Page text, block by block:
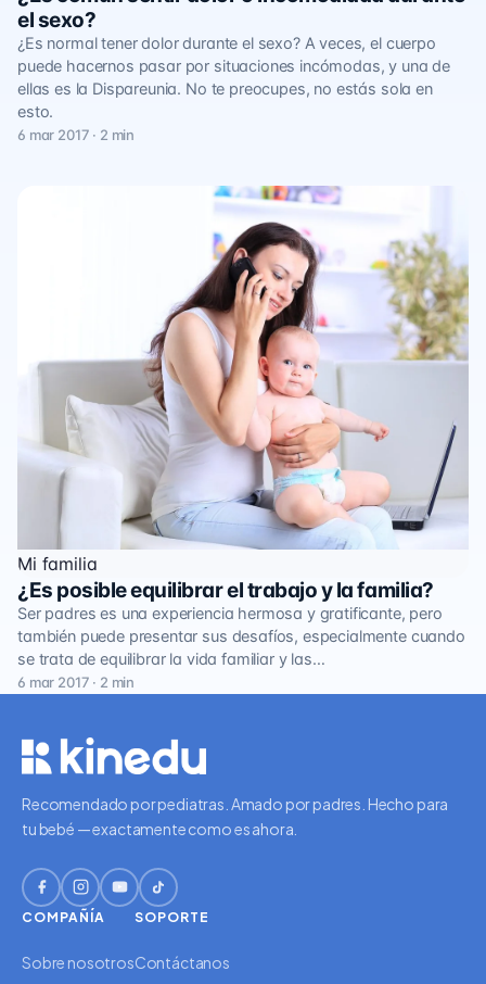
el sexo?
¿Es normal tener dolor durante el sexo? A veces, el cuerpo
puede hacernos pasar por situaciones incómodas, y una de
ellas es la Dispareunia. No te preocupes, no estás sola en
esto.
6 mar 2017 · 2 min
Mi familia
¿Es posible equilibrar el trabajo y la familia?
Ser padres es una experiencia hermosa y gratificante, pero
también puede presentar sus desafíos, especialmente cuando
se trata de equilibrar la vida familiar y las…
6 mar 2017 · 2 min
Recomendado por pediatras. Amado por padres. Hecho para
tu bebé — exactamente como es ahora.
COMPAÑÍA
Sobre nosotros
SOPORTE
Contáctanos